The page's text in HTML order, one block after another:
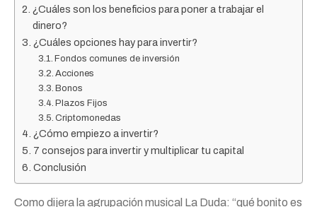
¿Cuáles son los beneficios para poner a trabajar el
dinero?
¿Cuáles opciones hay para invertir?
Fondos comunes de inversión
Acciones
Bonos
Plazos Fijos
Criptomonedas
¿Cómo empiezo a invertir?
7 consejos para invertir y multiplicar tu capital
Conclusión
Como dijera la agrupación musical La Duda: “qué bonito es